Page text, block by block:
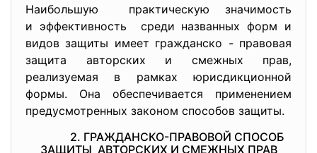
Наибольшую практическую значимость
и эффективность среди названных форм и
видов защиты имеет гражданско - правовая
защита авторских и смежных прав,
реализуемая в рамках юрисдикционной
формы. Она обеспечивается применением
предусмотренных законом способов защиты.
2. ГРАЖДАНСКО-ПРАВОВОЙ СПОСОБ
ЗАЩИТЫ АВТОРСКИХ И СМЕЖНЫХ ПРАВ